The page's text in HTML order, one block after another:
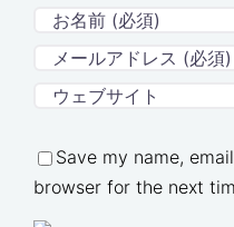
Save my name,
browser for the next